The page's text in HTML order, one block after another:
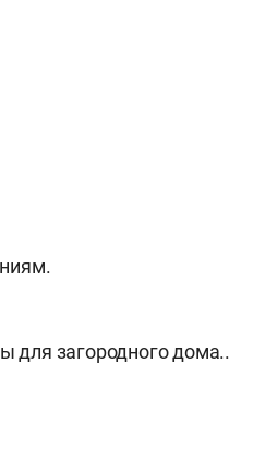
для загородного дома..